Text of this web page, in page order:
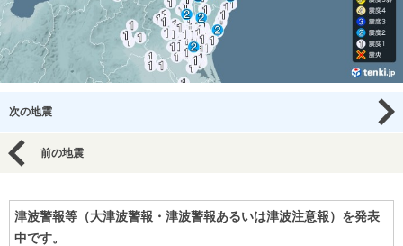
次の地震
前の地震
津波警報等（大津波警報・津波警報あるいは津波注意報）を発表
中です。